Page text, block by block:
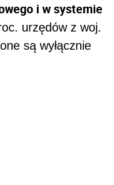
i w systemie
urzędów z woj.
są wyłącznie